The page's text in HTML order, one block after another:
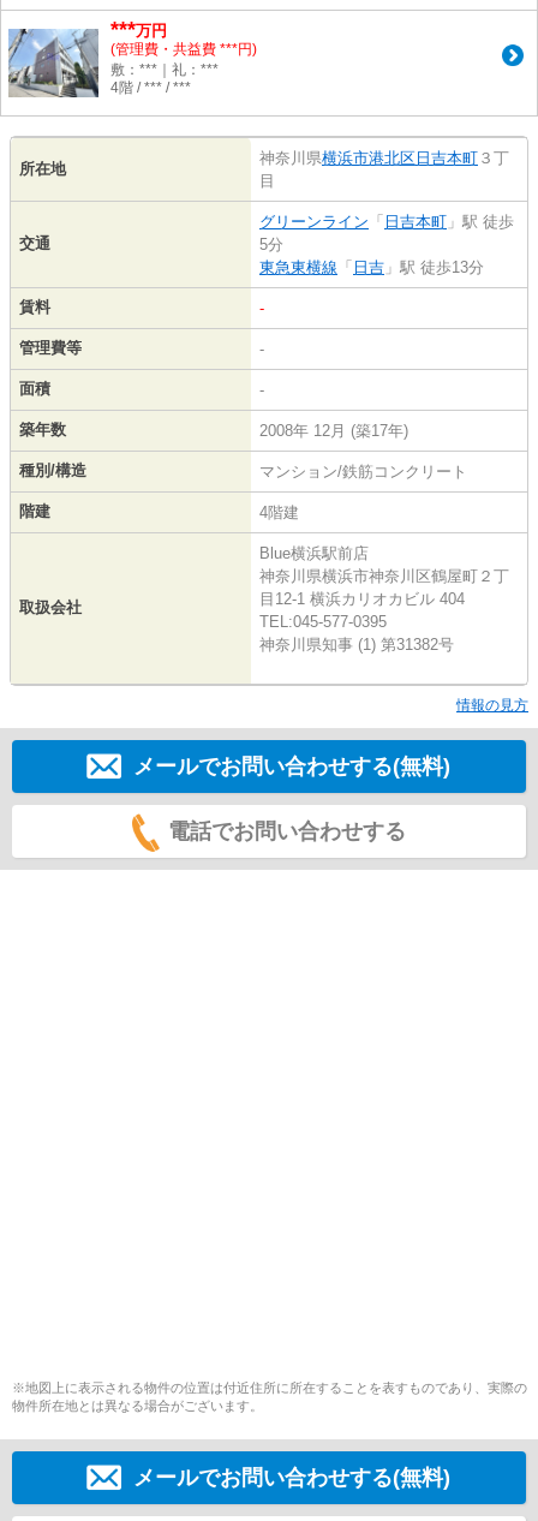
***万円
(管理費・共益費 ***円)
敷：***｜礼：***
4階 / *** / ***
所在地
神奈川県横浜市港北区 日吉本町 ３丁
目
交通
グリーンライン 「 日吉本町 」駅 徒歩
5分
東急東横線 「 日吉 」駅 徒歩13分
賃料 -
管理費等 -
面積 -
築年数 2008年 12月 (築17年)
種別/構造 マンション/鉄筋コンクリート
階建 4階建
取扱会社
Blue横浜駅前店
神奈川県横浜市神奈川区鶴屋町２丁
目12-1 横浜カリオカビル 404
TEL:045-577-0395
神奈川県知事 (1) 第31382号
情報の見方
メールでお問い合わせする(無料)
電話でお問い合わせする
※地図上に表示される物件の位置は付近住所に所在することを表すものであり、実際の
物件所在地とは異なる場合がございます。
メールでお問い合わせする(無料)